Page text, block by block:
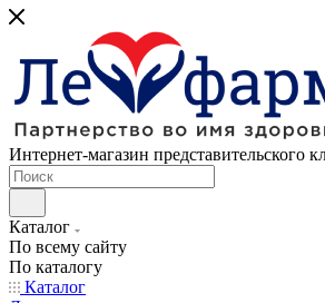
Интернет-магазин представительского
Каталог
По всему сайту
По каталогу
Каталог